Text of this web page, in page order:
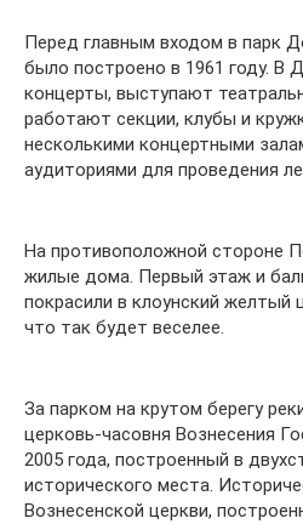
Перед главным входом в парк
было построено в 1961 году. В
концерты, выступают
работают секции, клубы и
несколькими концертными
аудиториями для проведения
На противоположной стороне
жилые дома. Первый этаж и
покрасили в клоунский желтый
что так будет веселее.
За парком на крутом берегу
церковь-часовня Вознесения
2005 года, построенный в
исторического места.
Вознесенской церкви,